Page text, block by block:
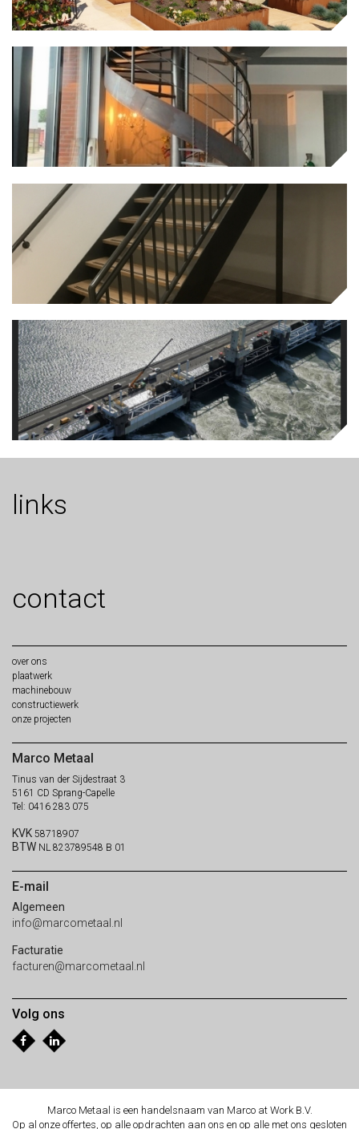
links
contact
over ons
plaatwerk
machinebouw
constructiewerk
onze projecten
Marco Metaal
Tinus van der Sijdestraat 3
5161 CD Sprang-Capelle
Tel: 0416 283 075
KVK 58718907
BTW NL 823789548 B 01
E-mail
Algemeen
info@marcometaal.nl
Facturatie
facturen@marcometaal.nl
Volg ons
Marco Metaal is een handelsnaam van Marco at Work B.V.
Op al onze offertes, op alle opdrachten aan ons en op alle met ons gesloten